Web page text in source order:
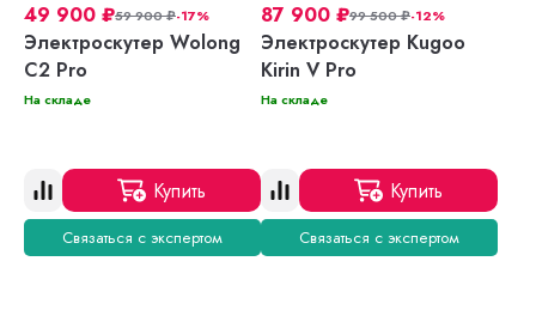
49 900 ₽59 900₽-17%
Электроскутер Wolong
C2 Pro
На складе
Купить
Связаться с экспертом
87 900 ₽99 500₽-12%
Электроскутер Kugoo
Kirin V Pro
На складе
Купить
Связаться с экспертом